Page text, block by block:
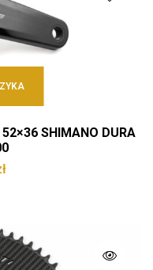
SHIMANO DURA